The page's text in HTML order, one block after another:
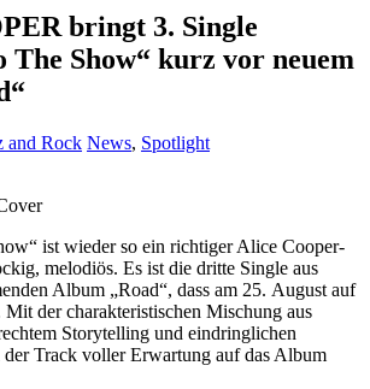
bringt 3. Single
The Show“ kurz vor neuem
and Rock News, Spotlight
ist wieder so ein richtiger Alice Cooper-
melodiös. Es ist die dritte Single aus
Album „Road“, dass am 25. August auf
der charakteristischen Mischung aus
Storytelling und eindringlichen
der Track voller Erwartung auf das Album